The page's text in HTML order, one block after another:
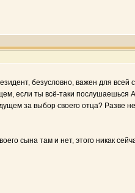
безусловно, важен для всей
если ты всё-таки послушаешься
за выбор своего отца? Разве не
сына там и нет, этого никак